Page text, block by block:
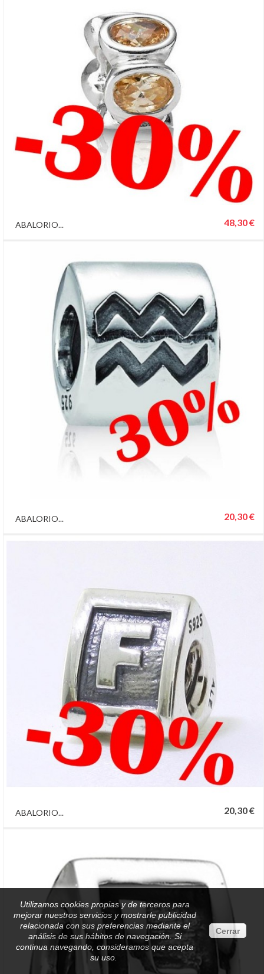
ABALORIO... 48,30 €
ABALORIO... 20,30 €
ABALORIO... 20,30 €
Utilizamos cookies propias y de terceros para
mejorar nuestros servicios y mostrarle publicidad
relacionada con sus preferencias mediante el
análisis de sus hábitos de navegación. Si
continua navegando, consideramos que acepta
su uso.
Cerrar